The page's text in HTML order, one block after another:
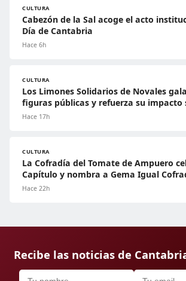
CULTURA
Cabezón de la Sal acoge el acto
Día de Cantabria
Hace 6h
CULTURA
Los Limones Solidarios de Novales
figuras públicas y refuerza su impacto
Hace 17h
CULTURA
La Cofradía del Tomate de Ampuero
Capítulo y nombra a Gema Igual
Hace 22h
Recibe las noticias de